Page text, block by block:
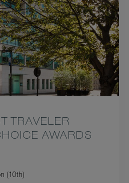
TRAVELER
AWARDS
(10th)